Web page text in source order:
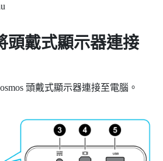
頭戴式顯示器連接
頭戴式顯示器連接至電腦。